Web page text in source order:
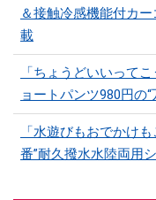
＆接触冷感機能付カ
載
「ちょうどいいって
ョートパンツ980円の
「水遊びもおでかけ
番”耐久撥水水陸両用